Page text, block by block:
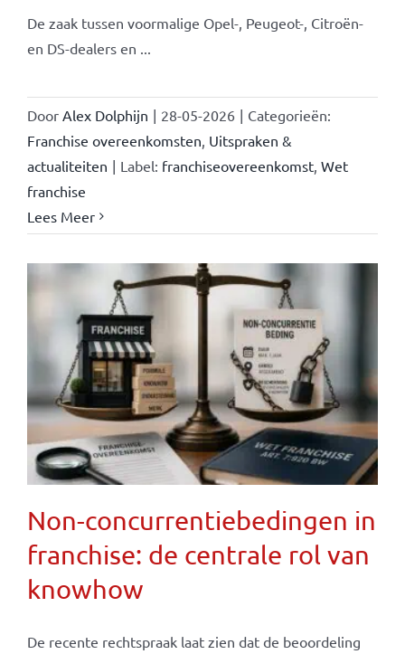
De zaak tussen voormalige Opel-, Peugeot-, Citroën-
en DS-dealers en ...
Door Alex Dolphijn | 28-05-2026 | Categorieën:
Franchise overeenkomsten Uitspraken &
actualiteiten | Label: franchiseovereenkomst, Wet
franchise
Lees Meer
Non-concurrentiebedingen in
franchise: de centrale rol van
knowhow
De recente rechtspraak laat zien dat de beoordeling